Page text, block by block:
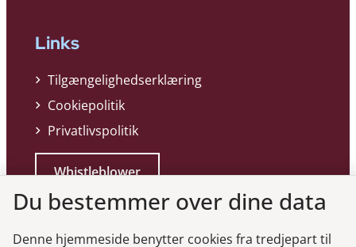
Links
Tilgængelighedserklæring
Cookiepolitik
Privatlivspolitik
Whistleblower
Du bestemmer over dine data
Denne hjemmeside benytter cookies fra tredjepart til